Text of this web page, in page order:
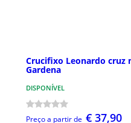
Crucifixo Leonardo cruz
Gardena
DISPONÍVEL
Preço a partir de € 37,90